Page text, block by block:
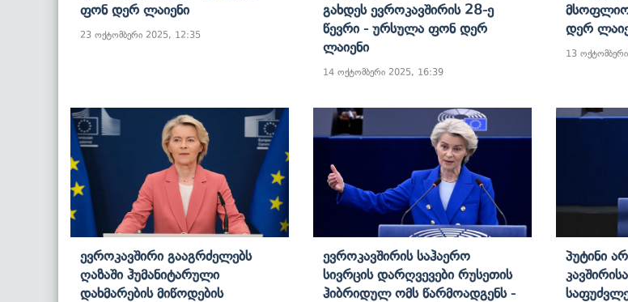
Ფონ Დერ Ლაიენი
23 ოქტომბერი 2025, 12:35
Გახდეს Ევროკავშირის 28-Ე
Წევრი - Ურსულა Ფონ Დერ
Ლაიენი
14 ოქტომბერი 2025, 16:39
Დერ
13
Ევროკავშირი Გააგრძელებს
Ღაზაში Ჰუმანიტარული
Დახმარების Მიწოდების
Ევროკავშირის Საჰაერო
Სივრცის Დარღვევები Რუსეთის
Ჰიბრიდულ Ომს Წარმოადგენს -
Პუტინი